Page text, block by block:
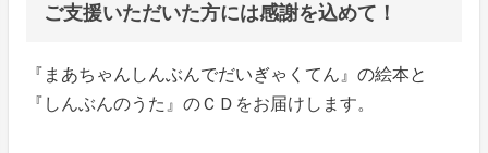
ご支援いただいた方には感謝を込めて！
『まあちゃんしんぶんでだいぎゃくてん』の絵本と
『しんぶんのうた』のＣＤをお届けします。